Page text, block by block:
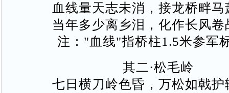
血线量天志未消，接龙桥畔马
当年多少离乡泪，化作长风卷
注："血线"指桥柱1.5米参军
其二·松毛岭
七日横刀岭色昏，万松如戟护